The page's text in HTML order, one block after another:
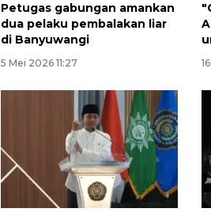
Petugas gabungan amankan
dua pelaku pembalakan liar
di Banyuwangi
5 Mei 2026 11:27
jalanan
2026-08-05